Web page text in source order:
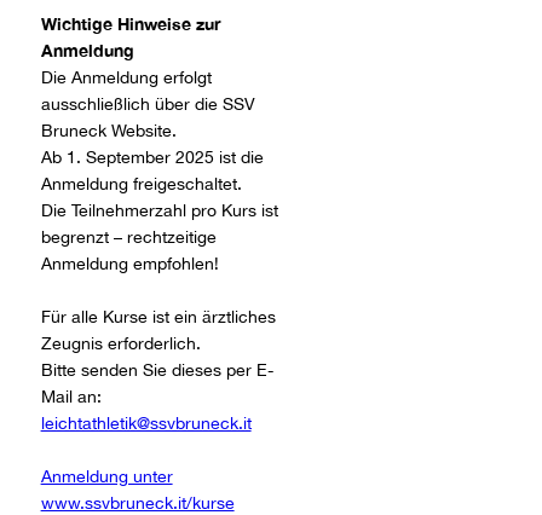
Wichtige Hinweise zur
Anmeldung
Die Anmeldung erfolgt
ausschließlich über die SSV
Bruneck Website.
Ab 1. September 2025 ist die
Anmeldung freigeschaltet.
Die Teilnehmerzahl pro Kurs ist
begrenzt – rechtzeitige
Anmeldung empfohlen!
Für alle Kurse ist ein ärztliches
Zeugnis erforderlich.
Bitte senden Sie dieses per E-
Mail an:
leichtathletik@ssvbruneck.it
Anmeldung unter
www.ssvbruneck.it/kurse